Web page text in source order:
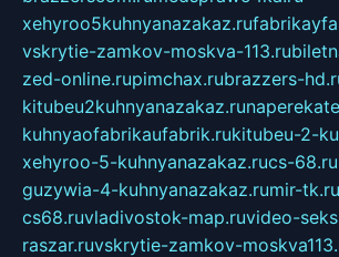
xehyroo5kuhnyanazakaz.ru
vskrytie-zamkov-moskva-113.ru
zed-online.rupimchax.rubrazzers-
kitubeu2kuhnyanazakaz.ru
kuhnyaofabrikaufabrik.rukitubeu-2-
xehyroo-5-kuhnyanazakaz.rucs-68.ru
guzywia-4-kuhnyanazakaz.rumir-tk.ru
cs68.ruvladivostok-map.ruvideo-
raszar.ruvskrytie-zamkov-